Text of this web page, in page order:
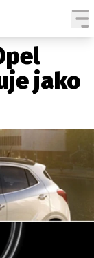
jako